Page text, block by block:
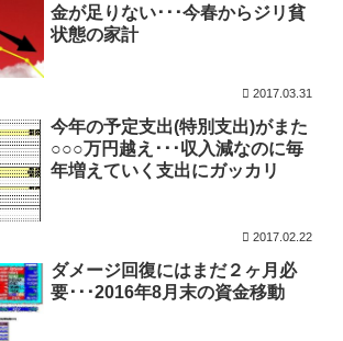
金が足りない･･･今春からジリ貧
状態の家計
2017.03.31
今年の予定支出(特別支出)がまた
○○○万円越え･･･収入減なのに毎
年増えていく支出にガッカリ
2017.02.22
ダメージ回復にはまだ２ヶ月必
要･･･2016年8月末の資金移動